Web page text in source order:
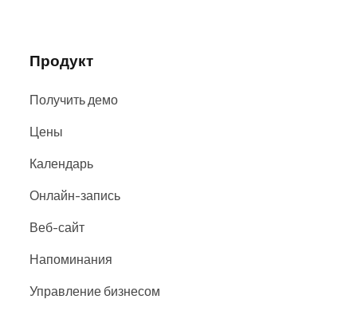
Продукт
Получить демо
Цены
Календарь
Онлайн-запись
Веб-сайт
Напоминания
Управление бизнесом